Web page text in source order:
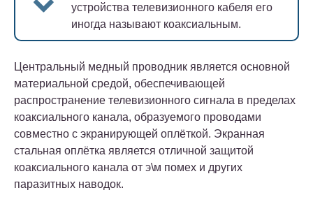
устройства телевизионного кабеля его
иногда называют коаксиальным.
Центральный медный проводник является основной
материальной средой, обеспечивающей
распространение телевизионного сигнала в пределах
коаксиального канала, образуемого проводами
совместно с экранирующей оплёткой. Экранная
стальная оплётка является отличной защитой
коаксиального канала от э\м помех и других
паразитных наводок.